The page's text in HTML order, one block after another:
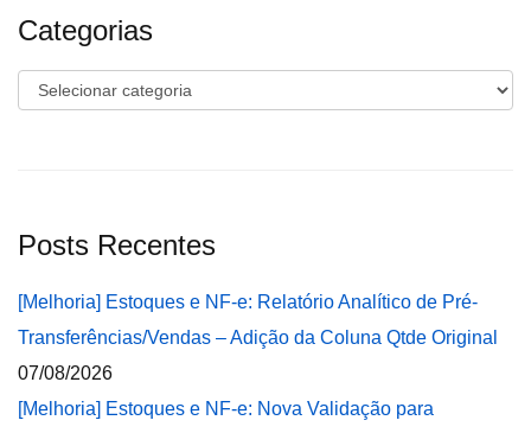
Categorias
Categorias
Posts Recentes
[Melhoria] Estoques e NF-e: Relatório Analítico de Pré-
Transferências/Vendas – Adição da Coluna Qtde Original
07/08/2026
[Melhoria] Estoques e NF-e: Nova Validação para